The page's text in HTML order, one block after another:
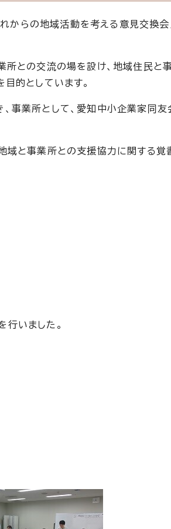
からの地域活動を考える意見交換会
所との交流の場を設け、地域住民と
的としています。
事業所として、愛知中小企業家同友
と事業所との支援協力に関する覚
行いました。